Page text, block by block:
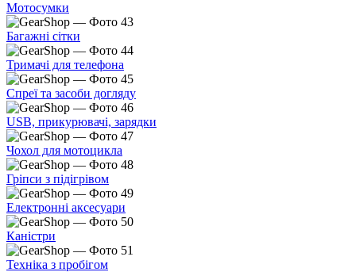
Мотосумки
Багажні сітки
Тримачі для телефона
Спреї та засоби догляду
USB, прикурювачі, зарядки
Чохол для мотоцикла
Гріпси з підігрівом
Електронні аксесуари
Каністри
Техніка з пробігом